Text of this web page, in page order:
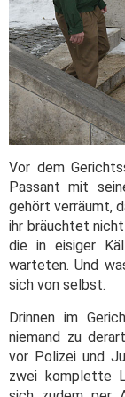
Vor dem
Passant mit
gehört verräumt,
ihr bräuchtet
die in eisiger
warteten. Und
sich von selbst.
Drinnen im
niemand zu
vor Polizei und
zwei komplette